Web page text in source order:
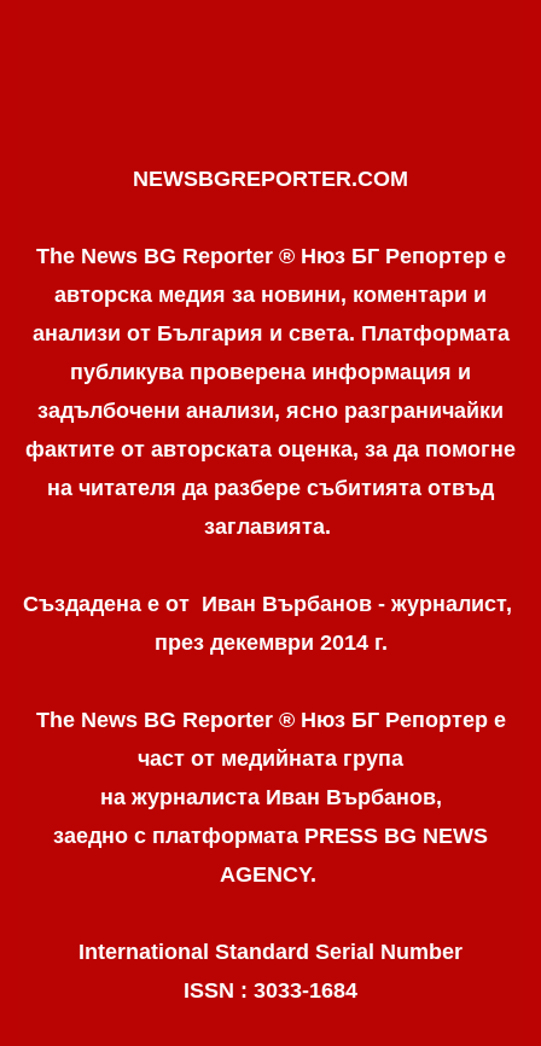
NEWSBGREPORTER.COM
The News BG Reporter ® Нюз БГ Репортер е
авторска медия за новини, коментари и
анализи от България и света. Платформата
публикува проверена информация и
задълбочени анализи, ясно разграничaйки
фактите от авторската оценка, за да помогне
на читателя да разбере събитията отвъд
заглавията.
Създадена е от Иван Върбанов - журналист,
през декември 2014 г.
The News BG Reporter ® Нюз БГ Репортере
част от медийната група
на журналиста Иван Върбанов,
заедно с платформата PRESS BG NEWS
AGENCY.
International Standard Serial Number
ISSN : 3033-1684